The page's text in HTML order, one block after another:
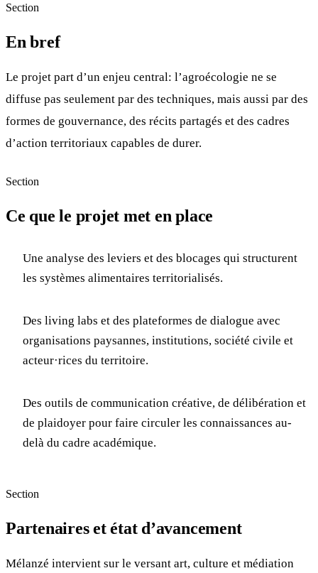
Section
En bref
Le projet part d’un enjeu central: l’agroécologie ne se
diffuse pas seulement par des techniques, mais aussi par des
formes de gouvernance, des récits partagés et des cadres
d’action territoriaux capables de durer.
Section
Ce que le projet met en place
Une analyse des leviers et des blocages qui structurent
les systèmes alimentaires territorialisés.
Des living labs et des plateformes de dialogue avec
organisations paysannes, institutions, société civile et
acteur·rices du territoire.
Des outils de communication créative, de délibération et
de plaidoyer pour faire circuler les connaissances au-
delà du cadre académique.
Section
Partenaires et état d’avancement
Mélanzé intervient sur le versant art, culture et médiation